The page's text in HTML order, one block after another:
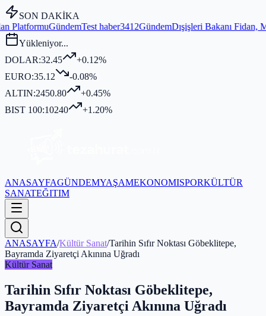
SON DAKİKA
Test haber3412GündemDışişleri Bakanı Fidan, MGK Genel
Yükleniyor...
DOLAR:32.45
+0.12%
EURO:35.12
-0.08%
ALTIN:2450.80
+0.45%
BIST 100:10240 +1.20%
ANASAYFAGÜNDEMYAŞAMEKONOMISPORKÜLTÜR
SANATEĞITIM
ANASAYFA/Kültür Sanat/Tarihin Sıfır Noktası Göbeklitepe,
Bayramda Ziyaretçi Akınına Uğradı
Kültür Sanat
Tarihin Sıfır Noktası Göbeklitepe,
Bayramda Ziyaretçi Akınına Uğradı